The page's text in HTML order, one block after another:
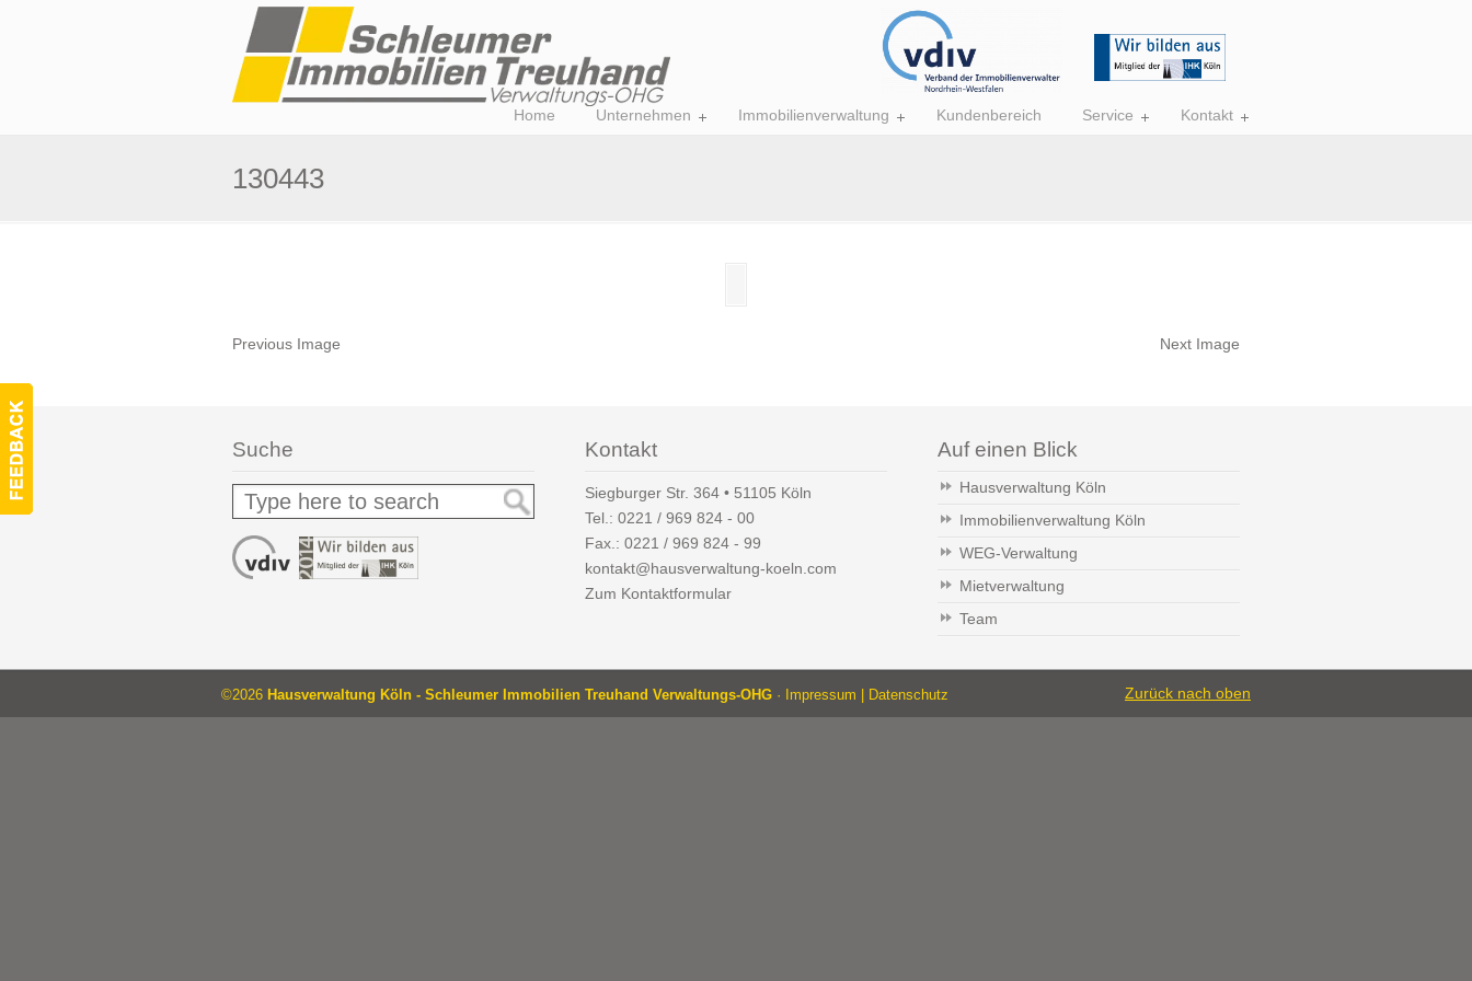
Home Unternehmen Immobilienverwaltung Kundenbereich Service Kontakt
130443
Previous Image Next Image
Suche Kontakt
Siegburger Str. 364 • 51105 Köln
Tel.: 0221 / 969 824 - 00
Fax.: 0221 / 969 824 - 99
kontakt@hausverwaltung-koeln.com
Zum Kontaktformular
Auf einen Blick
Hausverwaltung Köln
Immobilienverwaltung Köln
WEG-Verwaltung
Mietverwaltung
Team
©2026 Hausverwaltung Köln - Schleumer Immobilien Treuhand Verwaltungs-OHG · Impressum Datenschutz Zurück nach oben